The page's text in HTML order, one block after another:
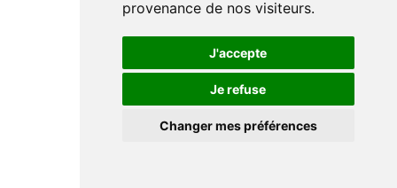
provenance de nos visiteurs.
J'accepte
Je refuse
Changer mes préférences
provenance de nos visiteurs.
J'accepte
Je refuse
Changer mes préférences